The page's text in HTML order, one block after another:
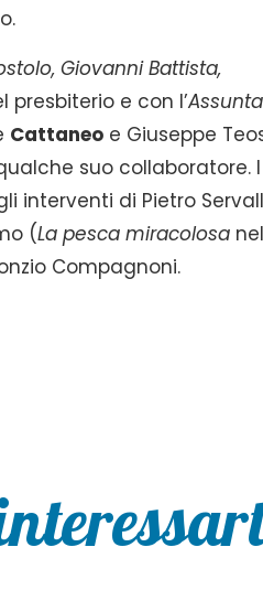
Giovanni Battista,
e con l’Assunta
Cattaneo e Giuseppe
suo collaboratore. I
interventi di Pietro
(La pesca miracolosa
Compagnoni.